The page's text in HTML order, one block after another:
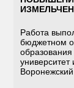
Работа
бюджетном